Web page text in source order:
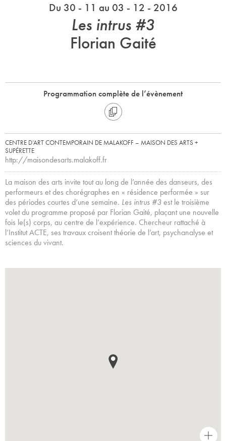
Du 30 - 11 au 03 - 12 - 2016
Les intrus #3
Florian Gaité
Programmation complète de l’évènement
CENTRE D’ART CONTEMPORAIN DE MALAKOFF – MAISON DES ARTS +
SUPÉRETTE
http://maisondesarts.malakoff.fr
La maison des arts invite tout au long de l’année des danseurs, des
performeurs et des chorégraphes en « résidence performée » sur
des périodes courtes d’une semaine. Les intrus #3est le troisième
volet du programme proposé par Florian Gaité, plaçant une nouvelle
fois le(s) corps, au centre de l’expérience. Chercheur rattaché à
l’Institut ACTE, ses travaux croisent théorie de l’art, psychanalyse et
sciences du vivant.